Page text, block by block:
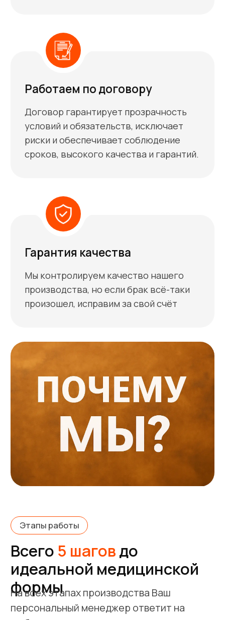
Как забрать/привести
медицинскую форму?
Доставка
Лыткарино Московская область, но это не
мешает нам работать по всей России.
Самовывоз
Адрес для самовывоза: Московская
область, г. Лыткарино, ул.
МКАД по Новорязанскому шоссе)
Пондельник - пятница
В другое время по
Доставка до пвз Яндекс
Отправим ваш заказ Яндексом в
любой регион России
До ПВЗ доставим сами
Стоимость доставки от 0 рублей(в
зависимости от заказа и адреса
доставки)
Срок доставки как правило 1-4 дня
Доставка до пвз СДЭК
Отправим ваш заказ СДЭКом в
любой регион России
До ПВЗ доставим сами
Стоимость доставки от 0 рублей
зависимости от заказа и адреса